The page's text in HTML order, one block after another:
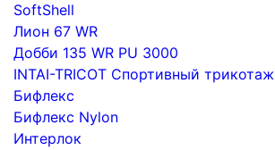
SoftShell
Лион 67 WR
Добби 135 WR PU 3000
INTAI-TRICOT Спортивный трикотаж
Бифлекс
Бифлекс Nylon
Интерлок